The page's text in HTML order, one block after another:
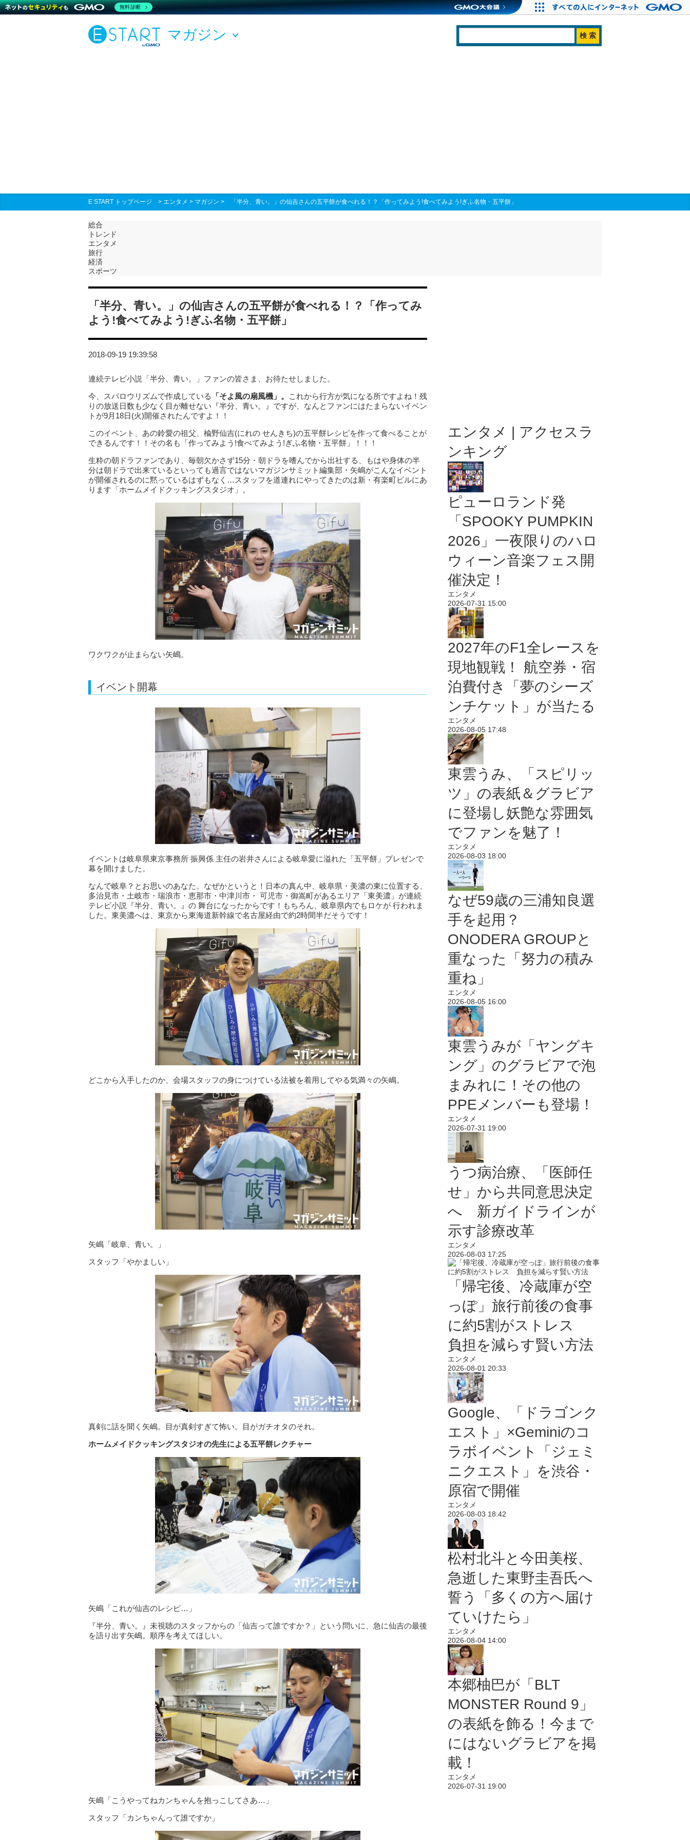
マガジン
E START トップページ > エンタメ > マガジン > 「半分、青い。」の仙吉さんの五平餅が食べれる！？「作ってみよう!食べてみよう!ぎふ名物・五平餅」
総合
トレンド
エンタメ
旅行
経済
スポーツ
「半分、青い。」の仙吉さんの五平餅が食べれる！？「作ってみ
よう!食べてみよう!ぎふ名物・五平餅」
2018-09-19 19:39:58
連続テレビ小説「半分、青い。」ファンの皆さま、お待たせしました。
今、スパロウリズムで作成している
「そよ風の扇風機」。
これから行方が気になる所ですよね！残
りの放送日数も少なく目が離せない『半分、青い。』ですが、なんとファンにはたまらないイベン
トが9月18日(火)開催されたんですよ！！
このイベント、あの鈴愛の祖父、楡野仙吉(にれの せんきち)の五平餅レシピを作って食べることが
できるんです！！その名も「作ってみよう!食べてみよう!ぎふ名物・五平餅」！！！
生粋の朝ドラファンであり、毎朝欠かさず15分・朝ドラを嗜んでから出社する、もはや身体の半
分は朝ドラで出来ているといっても過言ではないマガジンサミット編集部・矢嶋がこんなイベント
が開催されるのに黙っているはずもなく…スタッフを道連れにやってきたのは新・有楽町ビルにあ
ります「ホームメイドクッキングスタジオ」。
ワクワクが止まらない矢嶋。
イベント開幕
イベントは岐阜県東京事務所 振興係 主任の岩井さんによる岐阜愛に溢れた「五平餅」プレゼンで
幕を開けました。
なんで岐阜？とお思いのあなた。なぜかというと！日本の真ん中、岐阜県・美濃の東に位置する、
多治見市・土岐市・瑞浪市・恵那市・中津川市・ 可児市・御嵩町があるエリア「東美濃」が連続
テレビ小説『半分、青い。』の 舞台になったからです！もちろん、岐阜県内でもロケが 行われま
した。東美濃へは、東京から東海道新幹線で名古屋経由で約2時間半だそうです！
どこから入手したのか、会場スタッフの身につけている法被を着用してやる気満々の矢嶋。
矢嶋「岐阜、青い。」
スタッフ「やかましい」
真剣に話を聞く矢嶋。目が真剣すぎて怖い。目がガチオタのそれ。
ホームメイドクッキングスタジオの先生による五平餅レクチャー
矢嶋「これが仙吉のレシピ…」
『半分、青い。』未視聴のスタッフからの「仙吉って誰ですか？」という問いに、急に仙吉の最後
を語り出す矢嶋。順序を考えてほしい。
矢嶋「こうやってねカンちゃんを抱っこしてさあ…」
スタッフ「カンちゃんって誰ですか」
エンタメ | アクセスラ
ンキング
ピューロランド発
「SPOOKY PUMPKIN
2026」一夜限りのハロ
ウィーン音楽フェス開
催決定！
エンタメ
2026-07-31 15:00
2027年のF1全レースを
現地観戦！ 航空券・宿
泊費付き「夢のシーズ
ンチケット」が当たる
エンタメ
2026-08-05 17:48
東雲うみ、「スピリッ
ツ」の表紙＆グラビア
に登場し妖艶な雰囲気
でファンを魅了！
エンタメ
2026-08-03 18:00
なぜ59歳の三浦知良選
手を起用？
ONODERA GROUPと
重なった「努力の積み
重ね」
エンタメ
2026-08-05 16:00
東雲うみが「ヤングキ
ング」のグラビアで泡
まみれに！その他の
PPEメンバーも登場！
エンタメ
2026-07-31 19:00
うつ病治療、「医師任
せ」から共同意思決定
へ 新ガイドラインが
示す診療改革
エンタメ
2026-08-03 17:25
「帰宅後、冷蔵庫が空
っぽ」旅行前後の食事
に約5割がストレス
負担を減らす賢い方法
エンタメ
2026-08-01 20:33
Google、「ドラゴンク
エスト」×Geminiのコ
ラボイベント「ジェミ
ニクエスト」を渋谷・
原宿で開催
エンタメ
2026-08-03 18:42
松村北斗と今田美桜、
急逝した東野圭吾氏へ
誓う「多くの方へ届け
ていけたら」
エンタメ
2026-08-04 14:00
本郷柚巴が「BLT
MONSTER Round 9」
の表紙を飾る！今まで
にはないグラビアを掲
載！
エンタメ
2026-07-31 19:00
無料診断